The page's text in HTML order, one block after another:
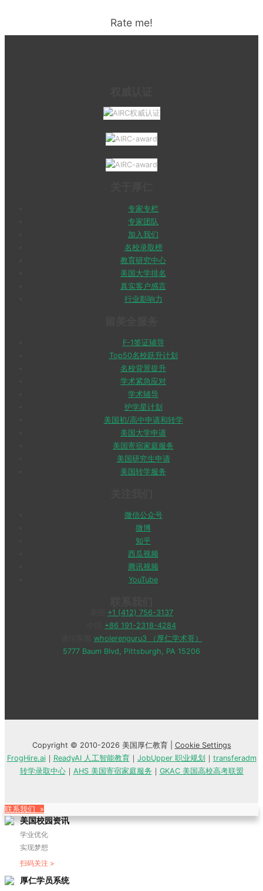
Rate me!
专家专栏
专家团队
加入我们
名校录取榜
教育研究中心
美国大学排名
真实客户感言
行业影响力
F-1签证辅导
Top50名校跃升计划
名校背景提升
学术紧急应对
学术辅导
护学星计划
美国初/高中申请和转学
美国大学申请
美国寄宿家庭服务
美国研究生申请
美国转学服务
微信公众号
微博
知乎
西瓜视频
腾讯视频
YouTube
+1 (412) 756-3137
+86 191-2318-4284
wholerenguru3 （厚仁学术哥）
5777 Baum Blvd, Pittsburgh, PA 15206
Copyright © 2010-2026 美国厚仁教育 | Cookie Settings
FrogHire.ai｜ ReadyAI 人工智能教育｜ JobUpper 职业规划 ｜ transferadm
转学录取中心｜ AHS 美国寄宿家庭服务 ｜ GKAC 美国高校高考联盟
联系我们 »
美国校园资讯
学业优化
实现梦想
扫码关注 >
厚仁学员系统